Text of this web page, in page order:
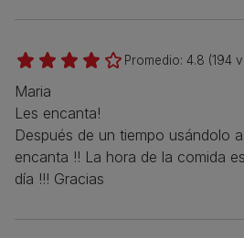
Promedio: 4.8 (194
Maria
Les encanta!
Después de un tiempo usándolo
encanta !! La hora de la comida
día !!! Gracias